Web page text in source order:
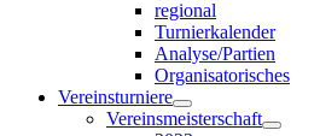
regional
Turnierkalender
Analyse/Partien
Organisatorisches
Vereinsturniere
Vereinsmeisterschaft